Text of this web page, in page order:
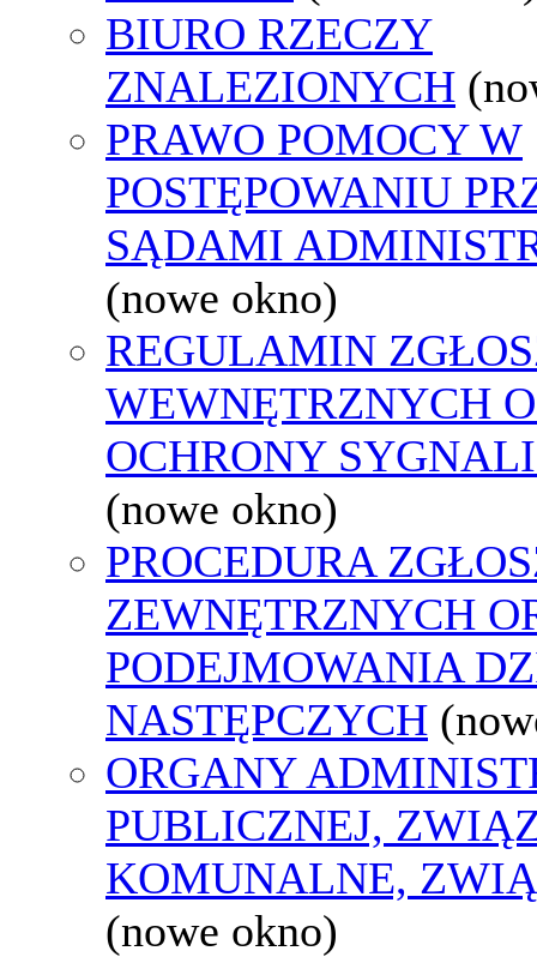
BIURO RZECZY
ZNALEZIONYCH
PRAWO POMOCY W
POSTĘPOWANIU
SĄDAMI
(nowe okno)
REGULAMIN
WEWNĘTRZNYCH
OCHRONY
(nowe okno)
PROCEDURA
ZEWNĘTRZNYCH
PODEJMOWANIA
NASTĘPCZYCH
ORGANY
PUBLICZNEJ,
KOMUNALNE,
(nowe okno)